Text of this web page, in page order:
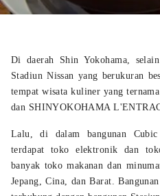
Di daerah Shin Yokohama,
Stadiun Nissan yang berukuran
tempat wisata kuliner yang
dan SHINYOKOHAMA
Lalu, di dalam bangunan
terdapat toko elektronik dan
banyak toko makanan dan
Jepang, Cina, dan Barat.